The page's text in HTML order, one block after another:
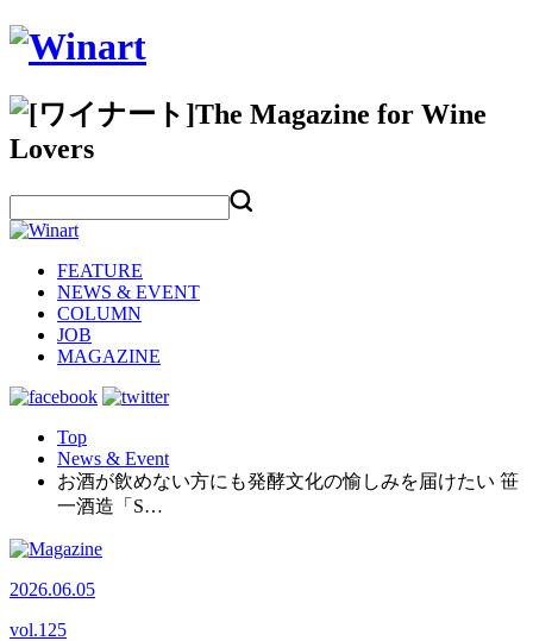
FEATURE
NEWS & EVENT
COLUMN
JOB
MAGAZINE
Top
News & Event
お酒が飲めない方にも発酵文化の愉しみを届けたい 笹
一酒造「S…
2026.06.05
vol.125